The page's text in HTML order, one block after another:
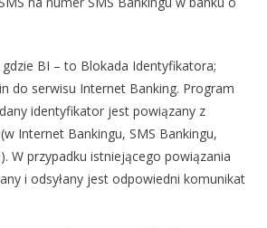
gdzie BI – to Blokada Identyfikatora;
do serwisu Internet Banking. Program
identyfikator jest powiązany z
Internet Bankingu, SMS Bankingu,
W przypadku istniejącego powiązania
i odsyłany jest odpowiedni komunikat